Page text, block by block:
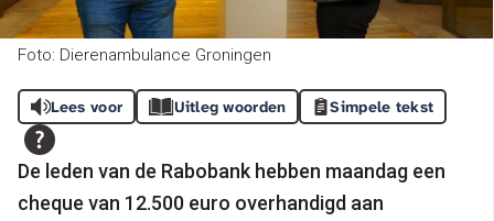
Foto: Dierenambulance Groningen
Lees voor Uitleg woorden Simpele tekst
De leden van de Rabobank hebben maandag een
cheque van 12.500 euro overhandigd aan